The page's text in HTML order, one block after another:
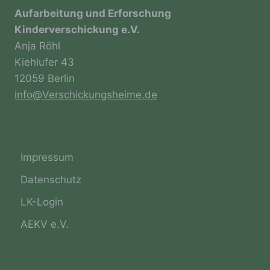
Aufarbeitung und Erforschung
Kinderverschickung e.V.
Anja Röhl
Kiehlufer 43
12059 Berlin
info@Verschickungsheime.de
Impressum
Datenschutz
LK-Login
AEKV e.V.
Verarbeitung personenbezogener Daten, die
darin besteht, dass diese
personenbezogenen Daten verwendet
werden, um bestimmte persönliche Aspekte,
die sich auf eine natürliche Person beziehen,
bezüglich Arbeitsleistung, wirtschaftlicher
Lage, Gesundheit, persönlicher Vorlieben,
f) Pseudonymisierung
personenbezogener Daten in einer Weise,